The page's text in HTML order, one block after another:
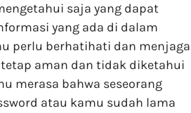
saja yang dapat
yang ada di dalam
perlu berhatihati dan menjaga
aman dan tidak diketahui
merasa bahwa seseorang
atau kamu sudah lama